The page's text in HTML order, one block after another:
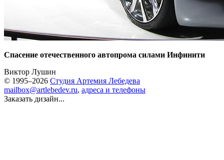
Спасение отечественного автопрома силами Инфинити
Виктор Лушин
© 1995–2026 Студия Артемия Лебедева
mailbox@artlebedev.ru, адреса и телефоны
Заказать дизайн...